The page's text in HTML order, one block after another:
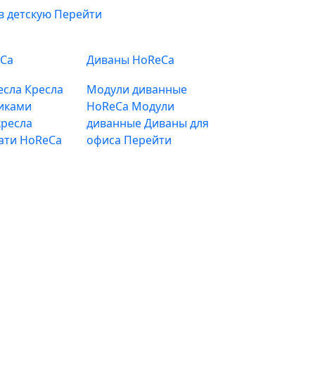
детскую Перейти
Кресла
HoReCa
Диваны HoReCa
Модули диванные
HoReCa Модули
диванныеДиваны для
офиса Перейти